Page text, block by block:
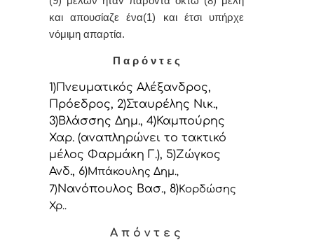
και απουσίαζε ένα(1) και έτσι υπήρχε
vόμιμη απαρτία.
Π α ρ ό ν τ ε ς
1)Πνευματικός Αλέξανδρος,
Πρόεδρoς, 2)Σταυρέλης Νικ.,
3)Βλάσσης Δημ., 4)Καμπούρης
Χαρ. (αναπληρώνει το τακτικό
μέλος Φαρμάκη Γ.), 5)Ζώγκος
Ανδ., 6)Μπάκουλης Δημ.,
7)Νανόπουλος Βασ., 8)Κορδώσης
Χρ..
Α π ό ν τ ε ς